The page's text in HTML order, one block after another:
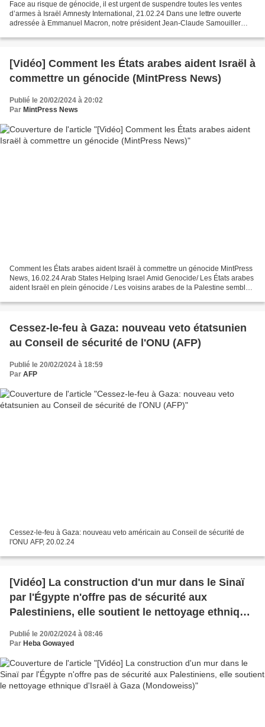
Face au risque de génocide, il est urgent de suspendre toutes les ventes
d’armes à Israël Amnesty International, 21.02.24 Dans une lettre ouverte
adressée à Emmanuel Macron, notre président Jean-Claude Samouiller
[Vidéo] Comment les États arabes aident Israël à
commettre un génocide (MintPress News)
Publié le 20/02/2024 à 20:02
Par MintPress News
Comment les États arabes aident Israël à commettre un génocide MintPress
News, 16.02.24 Arab States Helping Israel Amid Genocide/ Les États arabes
aident Israël en plein génocide / Les voisins arabes de la Palestine semblent
Cessez-le-feu à Gaza: nouveau veto étatsunien
au Conseil de sécurité de l'ONU (AFP)
Publié le 20/02/2024 à 18:59
Par AFP
Cessez-le-feu à Gaza: nouveau veto américain au Conseil de sécurité de
l'ONU AFP, 20.02.24
[Vidéo] La construction d'un mur dans le Sinaï
par l'Égypte n'offre pas de sécurité aux
Palestiniens, elle soutient le nettoyage ethnique
d'Israël à Gaza (Mondoweiss)
Publié le 20/02/2024 à 08:46
Par Heba Gowayed